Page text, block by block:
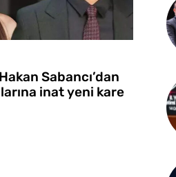
Sabancı’dan
inat yeni kare